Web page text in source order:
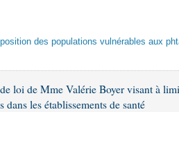
des populations vulnérables aux
loi de Mme Valérie Boyer visant à
les établissements de santé